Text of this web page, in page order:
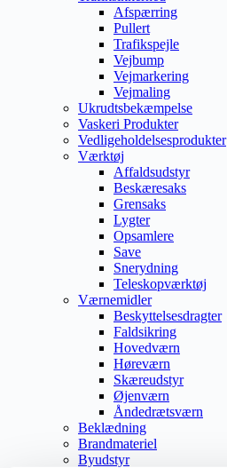
Afspærring
Pullert
Trafikspejle
Vejbump
Vejmarkering
Vejmaling
Ukrudtsbekæmpelse
Vaskeri Produkter
Vedligeholdelsesprodukter
Værktøj
Affaldsudstyr
Beskæresaks
Grensaks
Lygter
Opsamlere
Save
Snerydning
Teleskopværktøj
Værnemidler
Beskyttelsesdragter
Faldsikring
Hovedværn
Høreværn
Skæreudstyr
Øjenværn
Åndedrætsværn
Beklædning
Brandmateriel
Byudstyr